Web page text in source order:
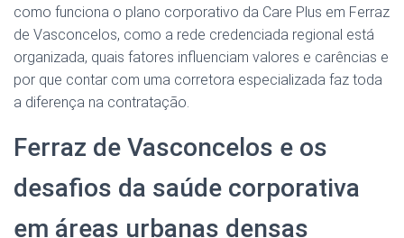
como funciona o plano corporativo da Care Plus em Ferraz
de Vasconcelos, como a rede credenciada regional está
organizada, quais fatores influenciam valores e carências e
por que contar com uma corretora especializada faz toda
a diferença na contratação.
Ferraz de Vasconcelos e os
desafios da saúde corporativa
em áreas urbanas densas